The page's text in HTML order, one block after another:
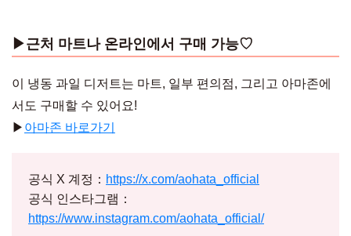
▶︎근처 마트나 온라인에서 구매 가능♡
이 냉동 과일 디저트는 마트, 일부 편의점, 그리고 아마존에
서도 구매할 수 있어요!
▶︎ 아마존 바로가기
공식 X 계정： https://x.com/aohata_official
공식 인스타그램：
https://www.instagram.com/aohata_official/